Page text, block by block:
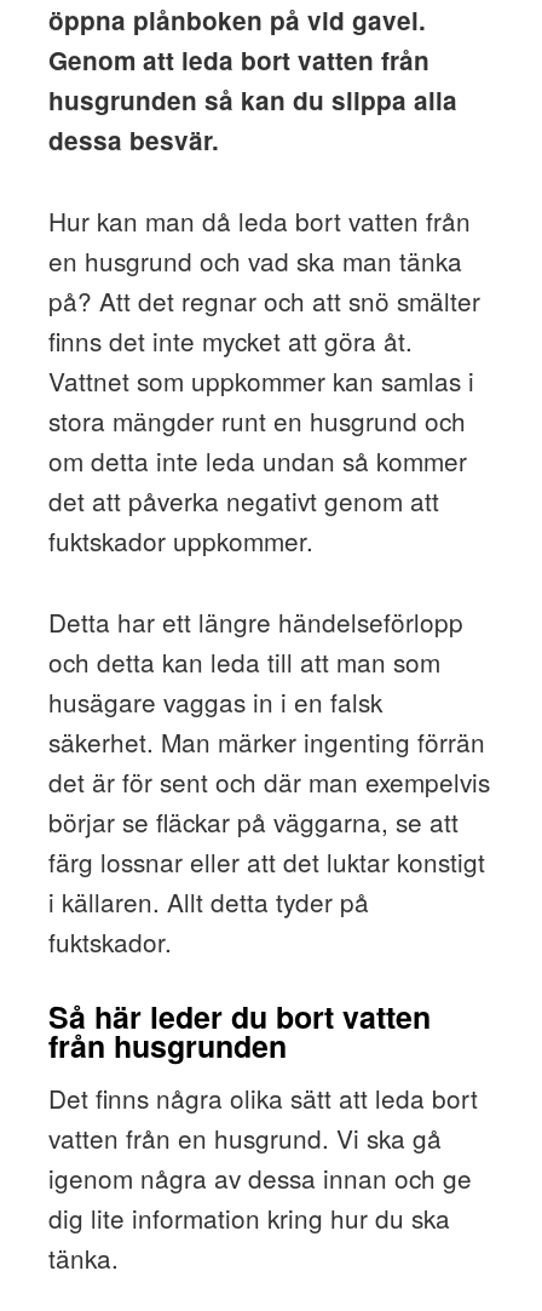
öppna plånboken på vid gavel.
Genom att leda bort vatten från
husgrunden så kan du slippa alla
dessa besvär.
Hur kan man då leda bort vatten från
en husgrund och vad ska man tänka
på? Att det regnar och att snö smälter
finns det inte mycket att göra åt.
Vattnet som uppkommer kan samlas i
stora mängder runt en husgrund och
om detta inte leda undan så kommer
det att påverka negativt genom att
fuktskador uppkommer.
Detta har ett längre händelseförlopp
och detta kan leda till att man som
husägare vaggas in i en falsk
säkerhet. Man märker ingenting förrän
det är för sent och där man exempelvis
börjar se fläckar på väggarna, se att
färg lossnar eller att det luktar konstigt
i källaren. Allt detta tyder på
fuktskador.
Så här leder du bort vatten
från husgrunden
Det finns några olika sätt att leda bort
vatten från en husgrund. Vi ska gå
igenom några av dessa innan och ge
dig lite information kring hur du ska
tänka.